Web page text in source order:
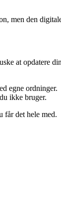
men den
at opdatere
egne ordninger.
ikke bruger.
får det hele med.